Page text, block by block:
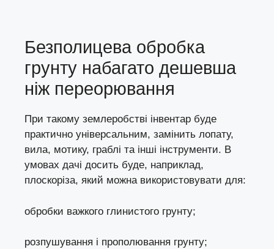
Безполицева обробка
грунту набагато дешевша
ніж переорювання
При такому землеробстві інвентар буде
практично універсальним, замінить лопату,
вила, мотику, граблі та інші інструменти. В
умовах дачі досить буде, наприклад,
плоскоріза, який можна використовувати для:
обробки важкого глинистого грунту;
розпушування і прополювання грунту;